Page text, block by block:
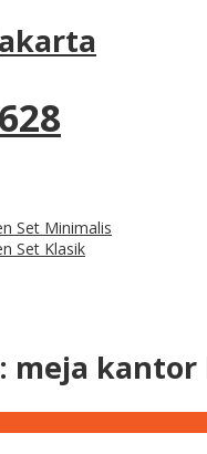
Set Minimalis
Set Klasik
meja kantor